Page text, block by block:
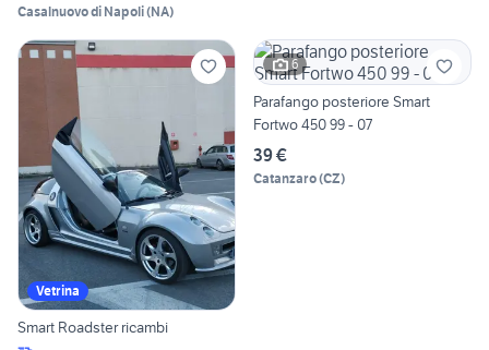
Casalnuovo di Napoli(NA)
Vetrina
Smart Roadster ricambi
6
Parafango posteriore Smart
Fortwo 450 99 - 07
39 €
Catanzaro(CZ)